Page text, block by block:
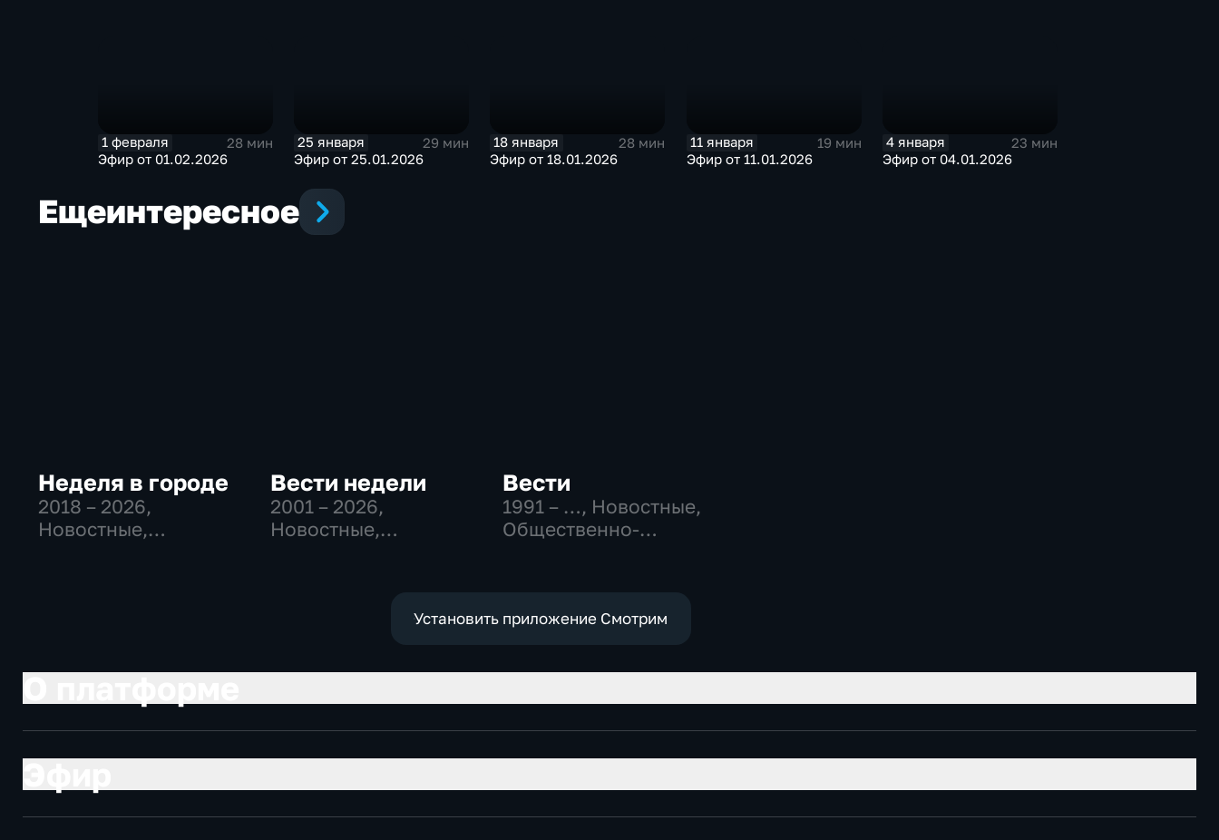
1 февраля
28 мин
Эфир от 01.02.2026
25 января
29 мин
Эфир от 25.01.2026
18 января
28 мин
Эфир от 18.01.2026
11 января
19 мин
Эфир от 11.01.2026
4 января
23 мин
Эфир от 04.01.2026
Ещеинтересное
Неделя в городе
2018 – 2026,
Новостные,
Вести недели
2001 – 2026,
Новостные,
Вести
1991 – …, Новостные,
Общественно-
Установить приложение Смотрим